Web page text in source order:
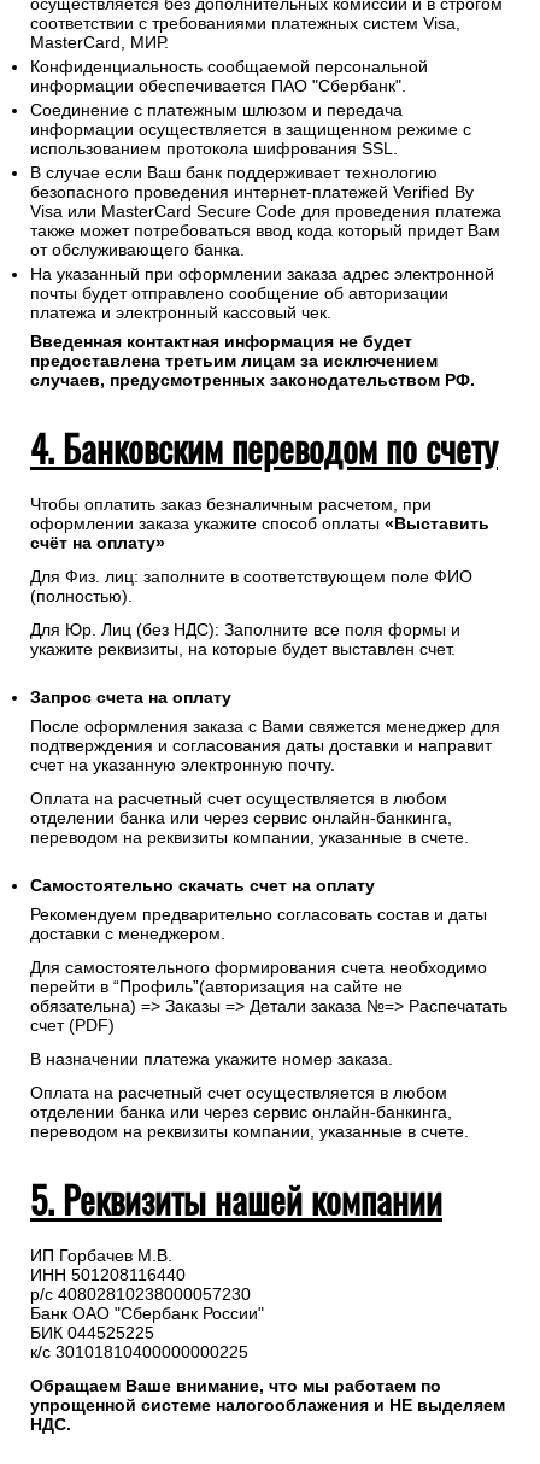
осуществляется без дополнительных комиссий и в строгом
соответствии с требованиями платежных систем Visa,
MasterCard, МИР.
Конфиденциальность сообщаемой персональной
информации обеспечивается ПАО "Сбербанк".
Соединение с платежным шлюзом и передача
информации осуществляется в защищенном режиме с
использованием протокола шифрования SSL.
В случае если Ваш банк поддерживает технологию
безопасного проведения интернет-платежей Verified By
Visa или MasterCard Secure Code для проведения платежа
также может потребоваться ввод кода который придет Вам
от обслуживающего банка.
На указанный при оформлении заказа адрес электронной
почты будет отправлено сообщение об авторизации
платежа и электронный кассовый чек.
Введенная контактная информация не будет
предоставлена третьим лицам за исключением
случаев, предусмотренных законодательством РФ.
4. Банковским переводом по счету
Чтобы оплатить заказ безналичным расчетом, при
оформлении заказа укажите способ оплаты «Выставить
счёт на оплату»
Для Физ. лиц: заполните в соответствующем поле ФИО
(полностью).
Для Юр. Лиц (без НДС): Заполните все поля формы и
укажите реквизиты, на которые будет выставлен счет.
Запрос счета на оплату
После оформления заказа с Вами свяжется менеджер для
подтверждения и согласования даты доставки и направит
счет на указанную электронную почту.
Оплата на расчетный счет осуществляется в любом
отделении банка или через сервис онлайн-банкинга,
переводом на реквизиты компании, указанные в счете.
Самостоятельно скачать счет на оплату
Рекомендуем предварительно согласовать состав и даты
доставки с менеджером.
Для самостоятельного формирования счета необходимо
перейти в “Профиль”(авторизация на сайте не
обязательна) => Заказы => Детали заказа №=> Распечатать
счет (PDF)
В назначении платежа укажите номер заказа.
Оплата на расчетный счет осуществляется в любом
отделении банка или через сервис онлайн-банкинга,
переводом на реквизиты компании, указанные в счете.
5. Реквизиты нашей компании
ИП Горбачев М.В.
ИНН 501208116440
р/с 40802810238000057230
Банк ОАО "Сбербанк России"
БИК 044525225
к/с 30101810400000000225
Обращаем Ваше внимание, что мы работаем по
упрощенной системе налогооблажения и НЕ выделяем
НДС.